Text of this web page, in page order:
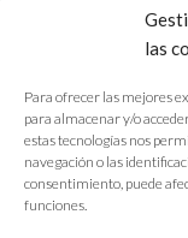
las
Para ofrecer las mejores
para almacenar y/o
estas tecnologías nos
navegación o las
consentimiento, puede
funciones.